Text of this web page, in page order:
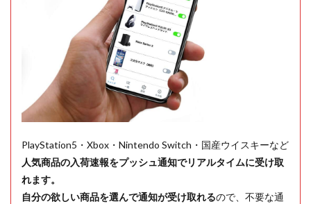
PlayStation5・Xbox・Nintendo Switch・国産ウイスキーなど
人気商品の入荷速報をプッシュ通知でリアルタイムに受け取
れます。
自分の欲しい商品を選んで通知が受け取れるので、不要な通